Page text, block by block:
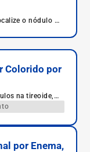
o nódulo no
Colorido por
na tireoide,
para análise.
por Enema,